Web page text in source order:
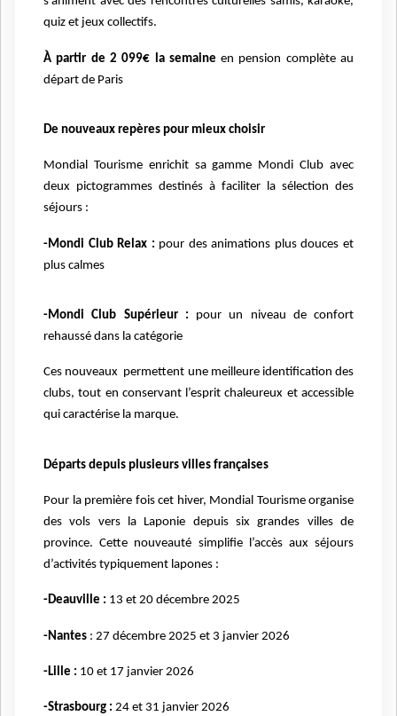
quiz et jeux collectifs.
À partir de 2 099€ la semaine en pension complète au
départ de Paris
De nouveaux repères pour mieux choisir
Mondial Tourisme enrichit sa gamme Mondi Club avec
deux pictogrammes destinés à faciliter la sélection des
séjours :
-Mondi Club Relax : pour des animations plus douces et
plus calmes
-Mondi Club Supérieur : pour un niveau de confort
rehaussé dans la catégorie
Ces nouveaux permettent une meilleure identification des
clubs, tout en conservant l’esprit chaleureux et accessible
qui caractérise la marque.
Départs depuis plusieurs villes françaises
Pour la première fois cet hiver, Mondial Tourisme organise
des vols vers la Laponie depuis six grandes villes de
province. Cette nouveauté simplifie l’accès aux séjours
d’activités typiquement lapones :
-Deauville : 13 et 20 décembre 2025
-Nantes : 27 décembre 2025 et 3 janvier 2026
-Lille : 10 et 17 janvier 2026
-Strasbourg : 24 et 31 janvier 2026